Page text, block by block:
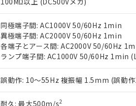
同極端子間: AC1000V 50/60Hz 1min
異極端子間: AC2000V 50/60Hz 1min
各端子とアース間: AC2000V 50/60Hz
ランプ端子間: AC1000V 50/60Hz 1min
誤動作: 10～55Hz 複振幅 1.5mm (誤動
耐久: 最大500m/s2
正式な納期状況および標準価格
当社販売員にご相談ください。
オムロン制御機器販売店や当社販
在庫状況および標準価格結果を
す。
マイパーツ機能（部品リスト作
お客様が当ウェブサイト上で当
が、当社の製品・サービスに関
※2 対応予定月
部品在庫の切り替え状況などにより、
※3 非含有証明書ダウンロード
DEHP(フタル酸ビス(2-エチルヘキシル)) :
※2 環境保護使用期限
「ｅ」：有害物質（10物質）のすべて
「10」：通常の使用状況下において
味します。
「－」：未確認です。当社販売部門へ
置等に一切使用いたしません。
当社は、貴社製品を第三者に販
また当社は、販売先および販売
たしません。
△ 一定数には満たないが在庫あ
－
在庫なし(最新の在庫状況に
機器販売店・当社販売員に
空
白
受注生産機種、また在庫状